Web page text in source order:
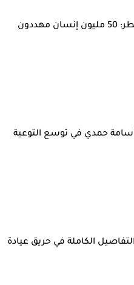
وزير الصحة يدق ناقوس الخطر: 50 مليون إنسان مهددون
حمدي في توسع التوعية
الكاملة في حريق عيادة